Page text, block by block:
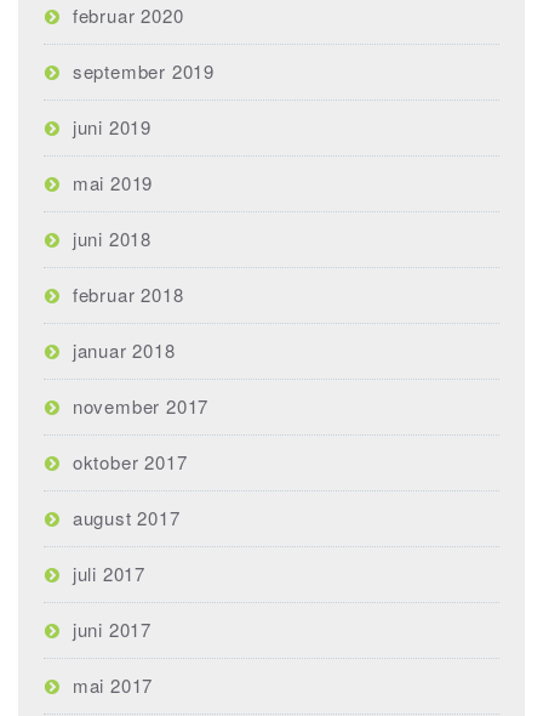
februar 2020
september 2019
juni 2019
mai 2019
juni 2018
februar 2018
januar 2018
november 2017
oktober 2017
august 2017
juli 2017
juni 2017
mai 2017